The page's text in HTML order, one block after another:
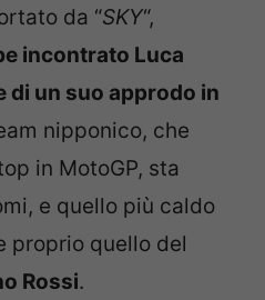
da “SKY“,
incontrato Luca
di un suo approdo in
nipponico, che
in MotoGP, sta
e quello più caldo
proprio quello del
Rossi.